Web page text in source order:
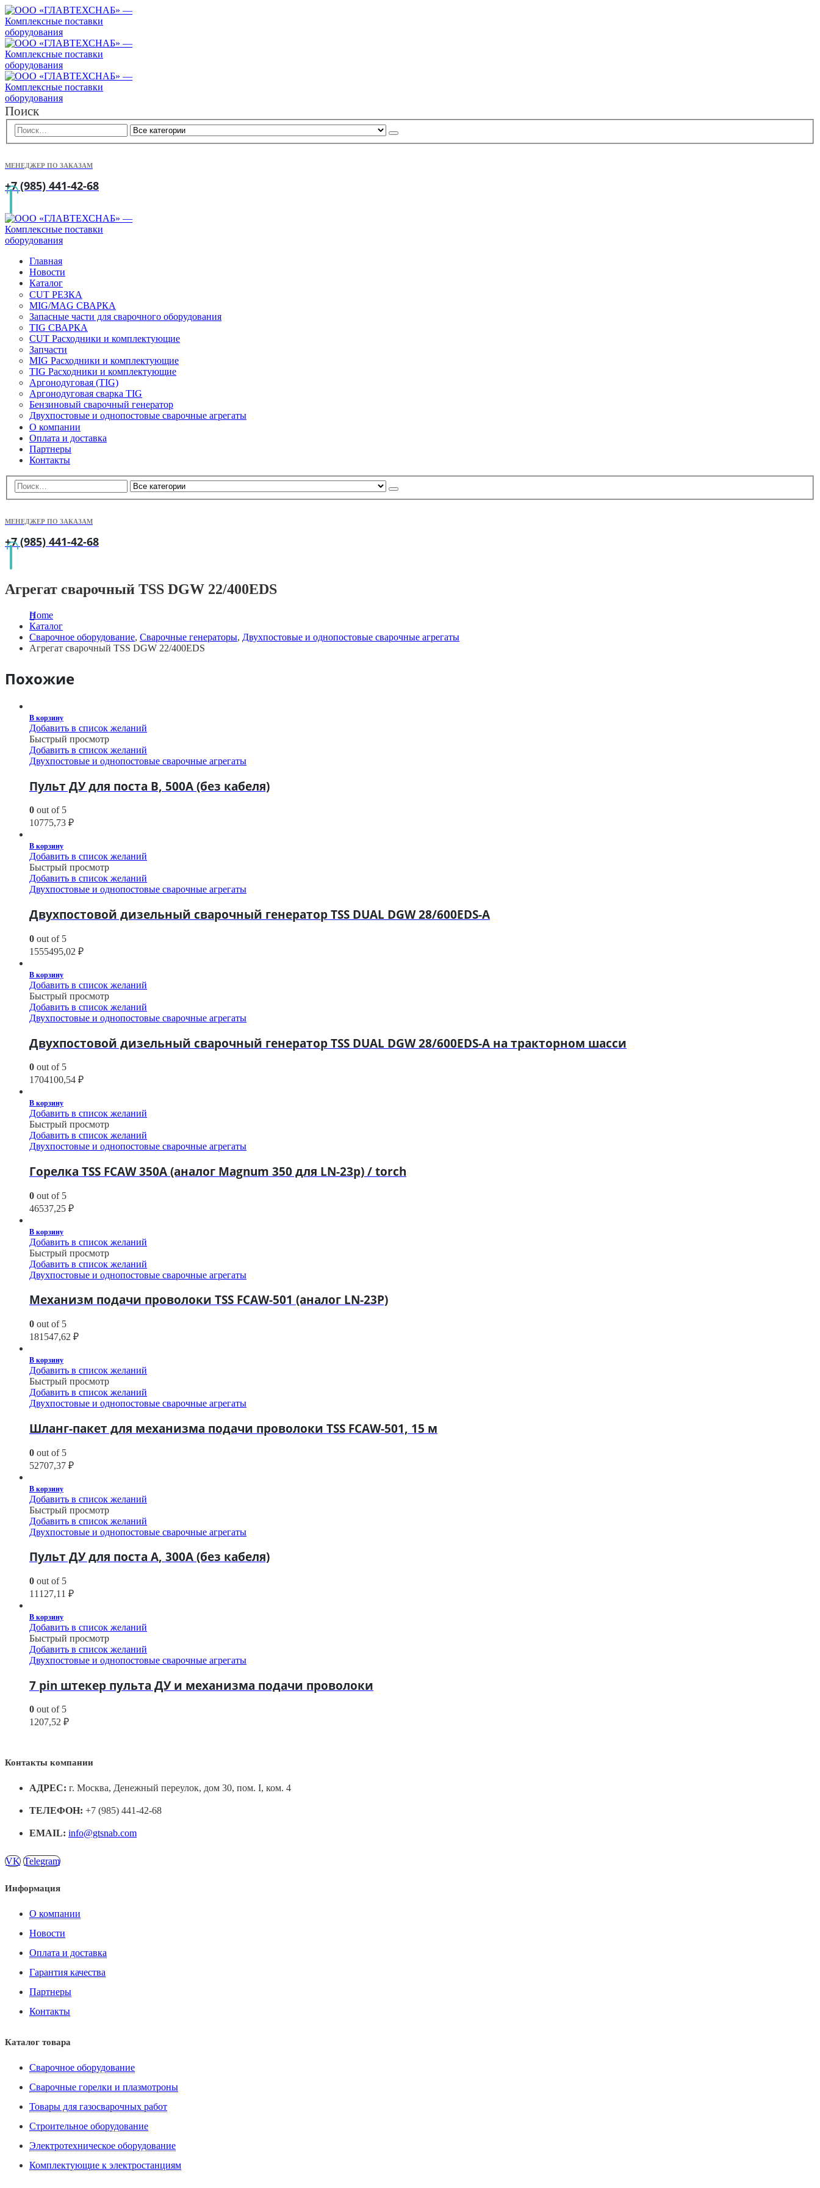
Поиск
МЕНЕДЖЕР ПО ЗАКАЗАМ
+7 (985) 441-42-68
Главная
Новости
Каталог
CUT РЕЗКА
MIG/MAG СВАРКА
Запасные части для сварочного оборудования
TIG СВАРКА
CUT Расходники и комплектующие
Запчасти
MIG Расходники и комплектующие
TIG Расходники и комплектующие
Аргонодуговая (TIG)
Аргонодуговая сварка TIG
Бензиновый сварочный генератор
Двухпостовые и однопостовые сварочные агрегаты
О компании
Оплата и доставка
Партнеры
Контакты
МЕНЕДЖЕР ПО ЗАКАЗАМ
+7 (985) 441-42-68
Агрегат сварочный TSS DGW 22/400EDS
Home
Каталог
Сварочное оборудование, Сварочные генераторы, Двухпостовые и однопостовые сварочные агрегаты
Агрегат сварочный TSS DGW 22/400EDS
Похожие
В корзину
Добавить в список желаний
Быстрый просмотр
Добавить в список желаний
Двухпостовые и однопостовые сварочные агрегаты
Пульт ДУ для поста В, 500А (без кабеля)
0 out of 5
10775,73 ₽
В корзину
Добавить в список желаний
Быстрый просмотр
Добавить в список желаний
Двухпостовые и однопостовые сварочные агрегаты
Двухпостовой дизельный сварочный генератор TSS DUAL DGW 28/600EDS-A
0 out of 5
1555495,02 ₽
В корзину
Добавить в список желаний
Быстрый просмотр
Добавить в список желаний
Двухпостовые и однопостовые сварочные агрегаты
Двухпостовой дизельный сварочный генератор TSS DUAL DGW 28/600EDS-A на тракторном шасси
0 out of 5
1704100,54 ₽
В корзину
Добавить в список желаний
Быстрый просмотр
Добавить в список желаний
Двухпостовые и однопостовые сварочные агрегаты
Горелка TSS FCAW 350А (аналог Magnum 350 для LN-23p) / torch
0 out of 5
46537,25 ₽
В корзину
Добавить в список желаний
Быстрый просмотр
Добавить в список желаний
Двухпостовые и однопостовые сварочные агрегаты
Механизм подачи проволоки TSS FCAW-501 (аналог LN-23P)
0 out of 5
181547,62 ₽
В корзину
Добавить в список желаний
Быстрый просмотр
Добавить в список желаний
Двухпостовые и однопостовые сварочные агрегаты
Шланг-пакет для механизма подачи проволоки TSS FCAW-501, 15 м
0 out of 5
52707,37 ₽
В корзину
Добавить в список желаний
Быстрый просмотр
Добавить в список желаний
Двухпостовые и однопостовые сварочные агрегаты
Пульт ДУ для поста А, 300А (без кабеля)
0 out of 5
11127,11 ₽
В корзину
Добавить в список желаний
Быстрый просмотр
Добавить в список желаний
Двухпостовые и однопостовые сварочные агрегаты
7 pin штекер пульта ДУ и механизма подачи проволоки
0 out of 5
1207,52 ₽
Контакты компании
АДРЕС: г. Москва, Денежный переулок, дом 30, пом. I, ком. 4
ТЕЛЕФОН: +7 (985) 441-42-68
EMAIL: info@gtsnab.com
VK Telegram
Информация
О компании
Новости
Оплата и доставка
Гарантия качества
Партнеры
Контакты
Каталог товара
Сварочное оборудование
Сварочные горелки и плазмотроны
Товары для газосварочных работ
Строительное оборудование
Электротехническое оборудование
Комплектующие к электростанциям